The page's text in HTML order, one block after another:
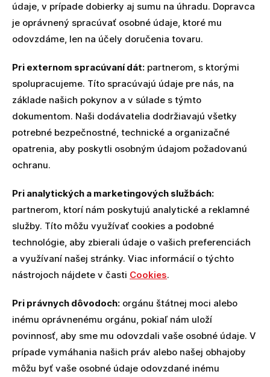
údaje, v prípade dobierky aj sumu na úhradu. Dopravca
je oprávnený spracúvať osobné údaje, ktoré mu
odovzdáme, len na účely doručenia tovaru.
Pri externom spracúvaní dát: partnerom, s ktorými
spolupracujeme. Títo spracúvajú údaje pre nás, na
základe našich pokynov a v súlade s týmto
dokumentom. Naši dodávatelia dodržiavajú všetky
potrebné bezpečnostné, technické a organizačné
opatrenia, aby poskytli osobným údajom požadovanú
ochranu.
Pri analytických a marketingových službách:
partnerom, ktorí nám poskytujú analytické a reklamné
služby. Títo môžu využívať cookies a podobné
technológie, aby zbierali údaje o vašich preferenciách
a využívaní našej stránky. Viac informácií o týchto
nástrojoch nájdete v časti Cookies.
Pri právnych dôvodoch: orgánu štátnej moci alebo
inému oprávnenému orgánu, pokiaľ nám uloží
povinnosť, aby sme mu odovzdali vaše osobné údaje. V
prípade vymáhania našich práv alebo našej obhajoby
môžu byť vaše osobné údaje odovzdané inému